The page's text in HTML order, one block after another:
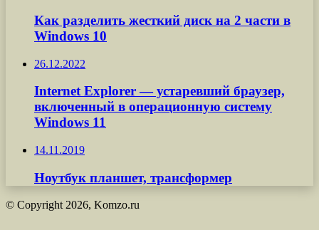
Как разделить жесткий диск на 2 части в
Windows 10
26.12.2022
Internet Explorer — устаревший браузер,
включенный в операционную систему
Windows 11
14.11.2019
Ноутбук планшет, трансформер
© Copyright 2026, Komzo.ru